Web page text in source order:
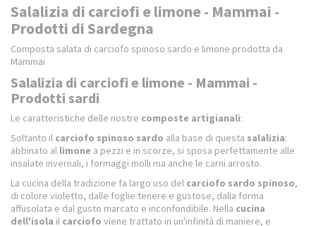
Salalizia di carciofi e limone - Mammai -
Prodotti di Sardegna
Composta salata di carciofo spinoso sardo e limone prodotta da
Mammai
Salalizia di carciofi e limone - Mammai -
Prodotti sardi
Le caratteristiche delle nostre composte artigianali:
Soltanto il carciofo spinoso sardo alla base di questa salalizia:
abbinato al limone a pezzi e in scorze, si sposa perfettamente alle
insalate invernali, i formaggi molli ma anche le carni arrosto.
La cucina della tradizione fa largo uso del carciofo sardo spinoso,
di colore violetto, dalle foglie tenere e gustose, dalla forma
affusolata e dal gusto marcato e inconfondibile. Nella cucina
dell'isola il carciofo viene trattato in un'infinità di maniere, e